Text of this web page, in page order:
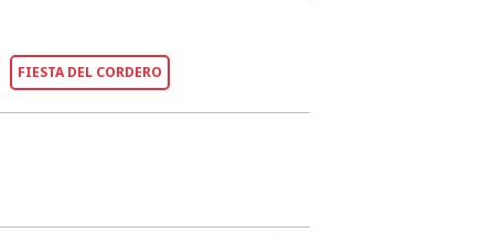
FIESTA DEL CORDERO